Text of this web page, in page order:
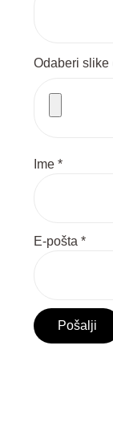
Odaberi slike
Ime*
E-pošta*